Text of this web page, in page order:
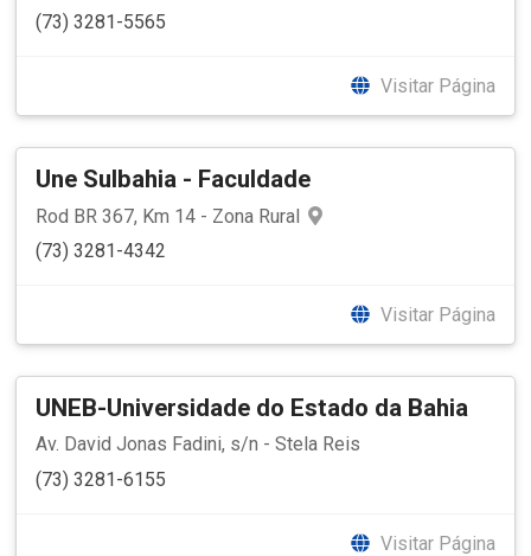
(73) 3281-5565
Visitar Página
Une Sulbahia - Faculdade
Rod BR 367, Km 14 - Zona Rural
(73) 3281-4342
Visitar Página
UNEB-Universidade do Estado da Bahia
Av. David Jonas Fadini, s/n - Stela Reis
(73) 3281-6155
Visitar Página